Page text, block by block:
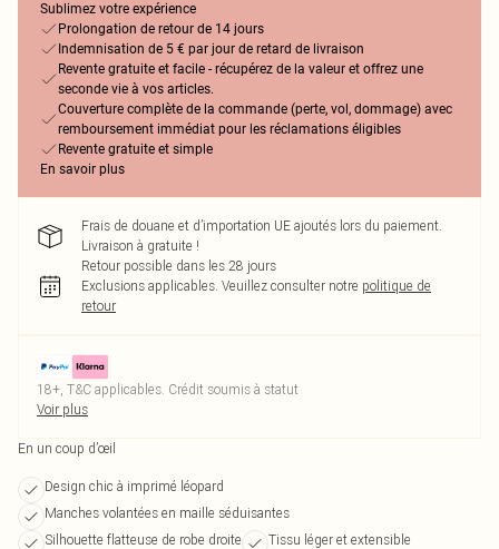
Sublimez votre expérience
Prolongation de retour de 14 jours
Indemnisation de 5 € par jour de retard de livraison
Revente gratuite et facile - récupérez de la valeur et offrez une
seconde vie à vos articles.
Couverture complète de la commande (perte, vol, dommage) avec
remboursement immédiat pour les réclamations éligibles
Revente gratuite et simple
En savoir plus
Frais de douane et d’importation UE ajoutés lors du paiement.
Livraison à gratuite !
Retour possible dans les 28 jours
Exclusions applicables. Veuillez consulter notre politique de
retour
18+, T&C applicables. Crédit soumis à statut
Voir plus
En un coup d’œil
Design chic à imprimé léopard
Manches volantées en maille séduisantes
Silhouette flatteuse de robe droite
Tissu léger et extensible